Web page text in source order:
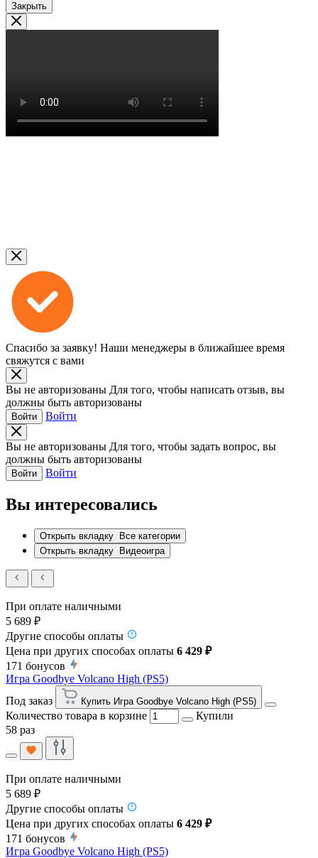
Закрыть
Спасибо за заявку! Наши менеджеры в ближайшее время
свяжутся с вами
Вы не авторизованы Для того, чтобы написать отзыв, вы
должны быть авторизованы
Войти Войти
Вы не авторизованы Для того, чтобы задать вопрос, вы
должны быть авторизованы
Войти Войти
Вы интересовались
Открыть вкладку Все категории
Открыть вкладку Видеоигра
При оплате наличными
5 689 ₽
Другие способы оплаты
Цена при других способах оплаты 6 429 ₽
171 бонусов
Игра Goodbye Volcano High (PS5)
Под заказ
Купить Игра Goodbye Volcano High (PS5)
Количество товара в корзине
Купили
58 раз
При оплате наличными
5 689 ₽
Другие способы оплаты
Цена при других способах оплаты 6 429 ₽
171 бонусов
Игра Goodbye Volcano High (PS5)